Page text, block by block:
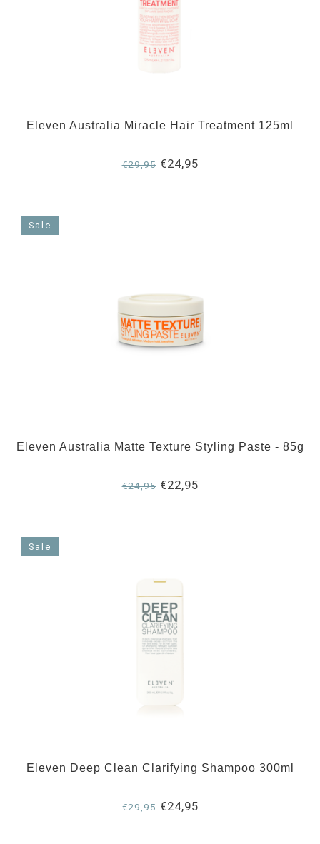
Eleven Australia Miracle Hair Treatment 125ml
€29,95€24,95
Sale
Eleven Australia Matte Texture Styling Paste - 85g
€24,95€22,95
Sale
Eleven Deep Clean Clarifying Shampoo 300ml
€29,95€24,95